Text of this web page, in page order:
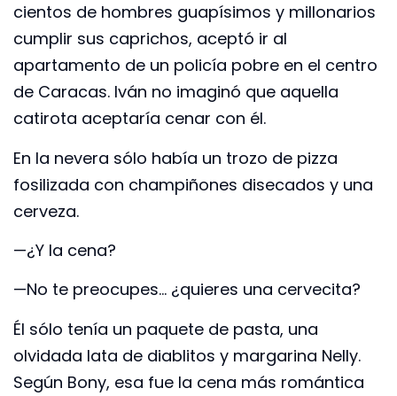
cientos de hombres guapísimos y millonarios
cumplir sus caprichos, aceptó ir al
apartamento de un policía pobre en el centro
de Caracas. Iván no imaginó que aquella
catirota aceptaría cenar con él.
En la nevera sólo había un trozo de pizza
fosilizada con champiñones disecados y una
cerveza.
—¿Y la cena?
—No te preocupes… ¿quieres una cervecita?
Él sólo tenía un paquete de pasta, una
olvidada lata de diablitos y margarina Nelly.
Según Bony, esa fue la cena más romántica